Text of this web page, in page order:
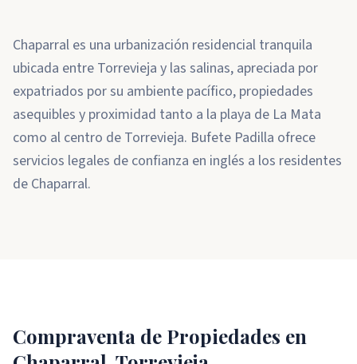
Chaparral es una urbanización residencial tranquila
ubicada entre Torrevieja y las salinas, apreciada por
expatriados por su ambiente pacífico, propiedades
asequibles y proximidad tanto a la playa de La Mata
como al centro de Torrevieja. Bufete Padilla ofrece
servicios legales de confianza en inglés a los residentes
de Chaparral.
Compraventa de Propiedades en